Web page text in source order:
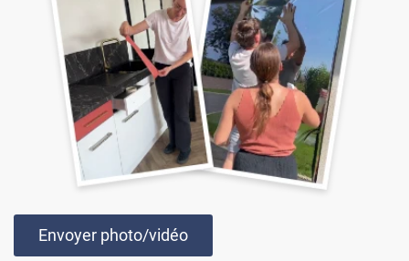
Envoyer photo/vidéo